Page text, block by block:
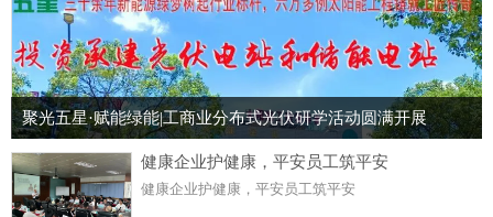
聚光五星·赋能绿能|工商业分布式光伏研学活动圆满开展
健康企业护健康，平安员工筑平安
健康企业护健康，平安员工筑平安